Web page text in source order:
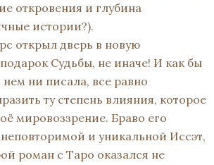
откровения и глубина
истории?).
открыл дверь в новую
Судьбы, не иначе! И как бы
ни писала, все равно
ту степень влияния, которое
мировоззрение. Браво его
и уникальной Иссэт,
роман с Таро оказался не